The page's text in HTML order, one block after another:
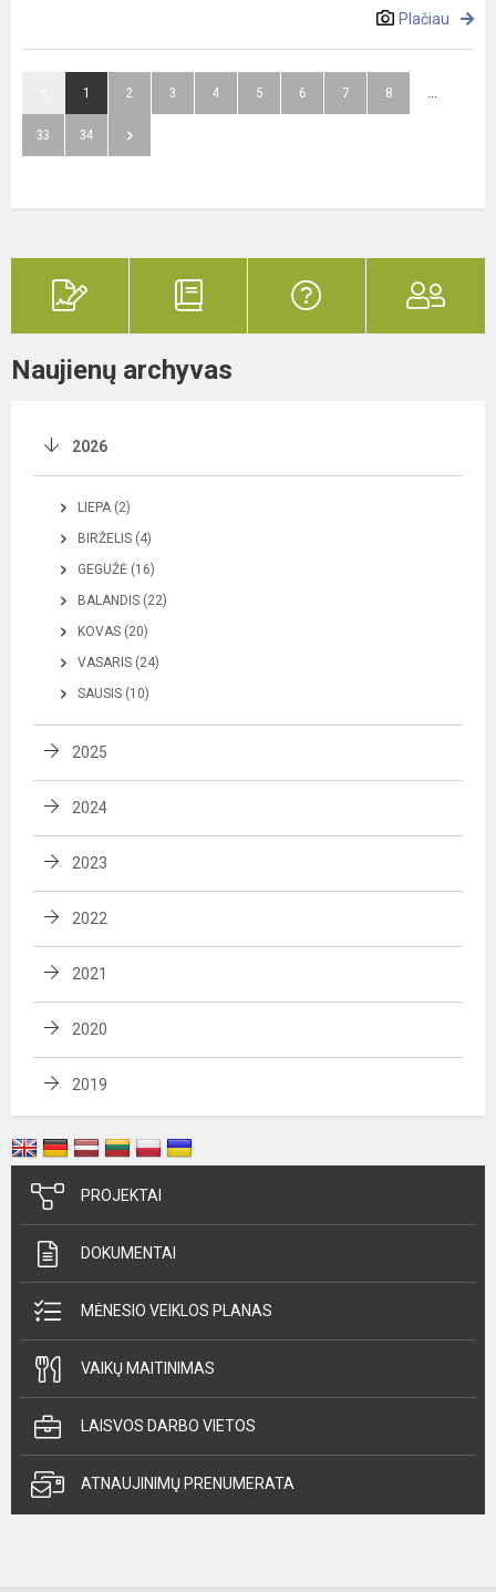
Plačiau
1 2 3 4 5 6 7 8 ...
33 34
Naujienų archyvas
2026
LIEPA (2)
BIRŽELIS (4)
GEGUŽĖ (16)
BALANDIS (22)
KOVAS (20)
VASARIS (24)
SAUSIS (10)
2025
2024
2023
2022
2021
2020
2019
PROJEKTAI
DOKUMENTAI
MĖNESIO VEIKLOS PLANAS
VAIKŲ MAITINIMAS
LAISVOS DARBO VIETOS
ATNAUJINIMŲ PRENUMERATA